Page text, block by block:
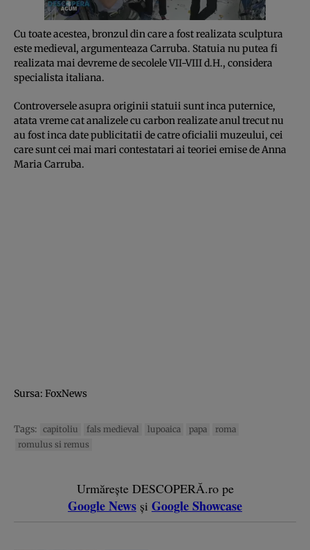
Cu toate acestea, bronzul din care a fost realizata sculptura
este medieval, argumenteaza Carruba. Statuia nu putea fi
realizata mai devreme de secolele VII-VIII d.H., considera
specialista italiana.
Controversele asupra originii statuii sunt inca puternice,
atata vreme cat analizele cu carbon realizate anul trecut nu
au fost inca date publicitatii de catre oficialii muzeului, cei
care sunt cei mai mari contestatari ai teoriei emise de Anna
Maria Carruba.
Sursa: FoxNews
Tags: capitoliu fals medieval lupoaica papa
roma
romulus si remus
Urmărește DESCOPERĂ.ro pe
Google News și Google Showcase